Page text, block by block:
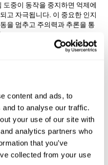
content and ads, to
to analyse our traffic.
your use of our site with
analytics partners who
that you’ve
collected from your use
도중이 동작을 중지하면 억제에
고 자극됩니다. 이 중요한 인지
을 멈추고 주의력과 추론을 통
우리는 두더지가 사라지기 전에
향상 시키면 다양한 자극에
니다. 예를 들어, 물건이 테이
에 떨어지기 전에 그것을 잡습
시키기 위해서는 객관적인 자
을 찾아야합니다. 이 운동을
위한 능력을 자극하고 강화합
면 예를 들어 슈퍼마켓에 특정